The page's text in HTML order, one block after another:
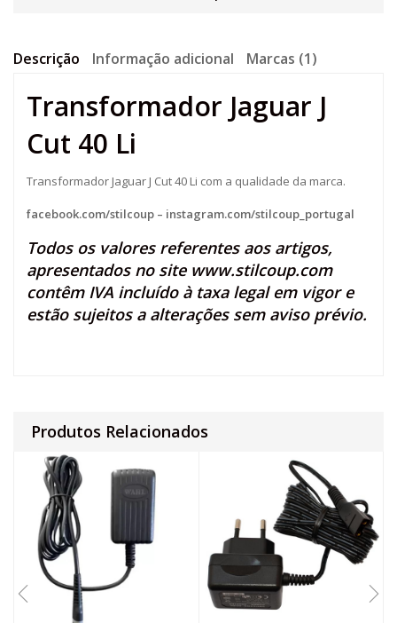
Descrição Informação adicional Marcas (1)
Transformador Jaguar J
Cut 40 Li
Transformador Jaguar J Cut 40 Li com a qualidade da marca.
facebook.com/stilcoup – instagram.com/stilcoup_portugal
Todos os valores referentes aos artigos,
apresentados no site www.stilcoup.com
contêm IVA incluído à taxa legal em vigor e
estão sujeitos a alterações sem aviso prévio.
Produtos Relacionados